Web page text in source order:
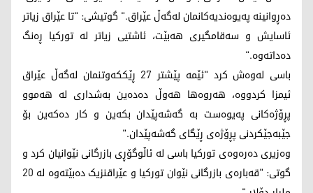
دەڕوانینە پەیوەندیەکانمان لەگەڵ عێراق." گوتیشی: "تا عێراق زیاتر
ئاسایش و سەقامگیری هەبێت، ئاشتیی زیاتر لە تورکیا ڕەنگ
دەداتەوە."
باسی لەوەش کرد "ئێمە پێشتر 27 ڕێککەوتنمان لەگەڵ عێراق
ئیمزا کردووە، هەروەها هەوڵ دەدەین بەشداری لە هەموو
پڕۆژەکانی پەیوەست بە گەشەپێدان بکەین و کار دەکەین بۆ
جێبەجێکردنی پڕۆژەی ڕێگای گەشەپێدان."
وەزیری دەرەوەی تورکیا باسی لە ئاڵوگۆڕی بازرگانی نێوانیان کرد و
گوتی: "قەبارەی بازرگانی نێوان تورکیا و عێراقنزیک دەبێتەوە لە 20